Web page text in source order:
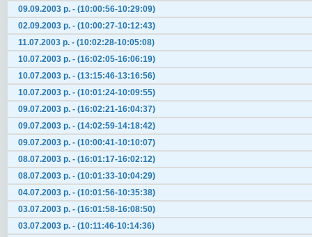
09.09.2003 р. - (10:00:56-10:29:09)
02.09.2003 р. - (10:00:27-10:12:43)
11.07.2003 р. - (10:02:28-10:05:08)
10.07.2003 р. - (16:02:05-16:06:19)
10.07.2003 р. - (13:15:46-13:16:56)
10.07.2003 р. - (10:01:24-10:09:55)
09.07.2003 р. - (16:02:21-16:04:37)
09.07.2003 р. - (14:02:59-14:18:42)
09.07.2003 р. - (10:00:41-10:10:07)
08.07.2003 р. - (16:01:17-16:02:12)
08.07.2003 р. - (10:01:33-10:04:29)
04.07.2003 р. - (10:01:56-10:35:38)
03.07.2003 р. - (16:01:58-16:08:50)
03.07.2003 р. - (10:11:46-10:14:36)